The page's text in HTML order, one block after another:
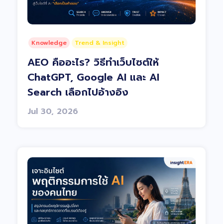
Knowledge Trend & Insight
AEO คืออะไร? วิธีทำเว็บไซต์ให้
ChatGPT, Google AI และ AI
Search เลือกไปอ้างอิง
Jul 30, 2026